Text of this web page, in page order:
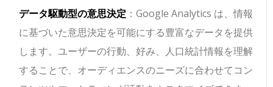
データ駆動型の意思決定 ：Google Analytics は、情報
に基づいた意思決定を可能にする豊富なデータを提供
します。ユーザーの行動、好み、人口統計情報を理解
することで、オーディエンスのニーズに合わせてコン